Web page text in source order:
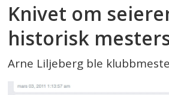
Knivet om
historisk
Arne Liljeberg ble